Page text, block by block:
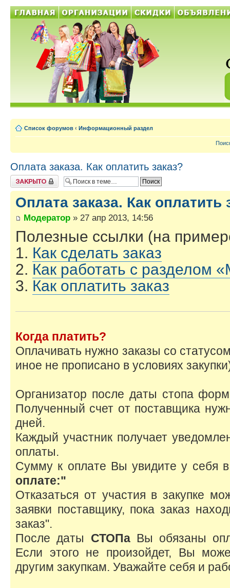
Список форумов ‹ Информационный раздел
Оплата заказа. Как оплатить заказ?
Тема закрыта
Оплата заказа. Как оплатить
Модератор » 27 апр 2013, 14:56
Полезные ссылки (на
1. Как сделать заказ
2. Как работать с разделом
3. Как оплатить заказ
Когда платить?
Оплачивать нужно заказы со
иное не прописано в условиях
Организатор после даты стопа
Полученный счет от поставщика
дней.
Каждый участник получает
оплаты.
Сумму к оплате Вы увидите у себя
оплате:"
Отказаться от участия в закупке
заявки поставщику, пока заказ
заказ".
После даты СТОПаВы обязаны
Если этого не произойдет, Вы
другим закупкам. Уважайте себя и